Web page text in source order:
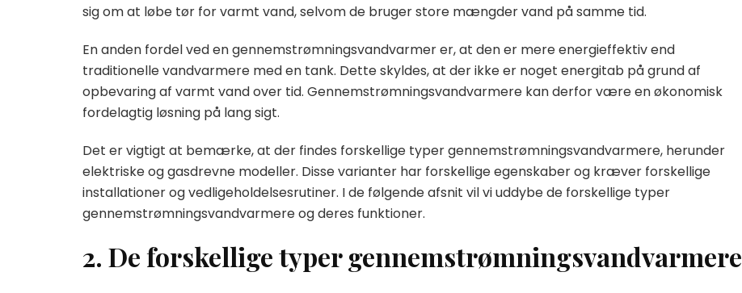
sig om at løbe tør for varmt vand, selvom de bruger store mængder vand på samme tid.
En anden fordel ved en gennemstrømningsvandvarmer er, at den er mere energieffektiv end
traditionelle vandvarmere med en tank. Dette skyldes, at der ikke er noget energitab på grund af
opbevaring af varmt vand over tid. Gennemstrømningsvandvarmere kan derfor være en økonomisk
fordelagtig løsning på lang sigt.
Det er vigtigt at bemærke, at der findes forskellige typer gennemstrømningsvandvarmere, herunder
elektriske og gasdrevne modeller. Disse varianter har forskellige egenskaber og kræver forskellige
installationer og vedligeholdelsesrutiner. I de følgende afsnit vil vi uddybe de forskellige typer
gennemstrømningsvandvarmere og deres funktioner.
2. De forskellige typer gennemstrømningsvandvarmere